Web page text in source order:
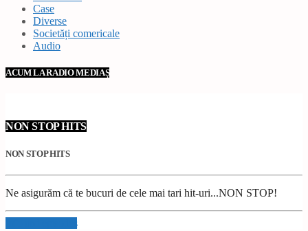
Case
Diverse
Societăți comericale
Audio
ACUM LA RADIO MEDIAȘ
NON STOP HITS
NON STOP HITS
Ne asigurăm că te bucuri de cele mai tari hit-uri...NON STOP!
Info and episodes